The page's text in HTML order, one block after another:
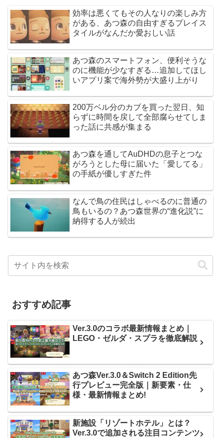
効率は悪くてもその人なりの楽しみ方
がある、あつ森の自由すぎるプレイス
タイルがなんだか愛おしい話
あつ森のスマートフォン、便利そうな
のに機能が少なすぎる…追加してほし
いアプリ案で海外勢が大盛り上がり
200万ベル分のカブを買った翌日、知
らずに時間を戻して全部腐らせてしま
った話に共感が集まる
あつ森を通してAuDHDの息子とつな
がろうとした母に届いた「愛してる」
の手紙が優しすぎた件
なんで鳥の住民はしゃべるのに普通の
鳥もいるの？あつ森世界の“進化説”に
納得する人が続出
おすすめ記事
Ver.3.0のコラボ最新情報まとめ｜
LEGO・ゼルダ・スプラを徹底解説
あつ森Ver.3.0＆Switch 2 Edition先
行プレビュー完全版｜新要素・仕
様・最新情報まとめ!
新施設「リゾートホテル」とは？
Ver.3.0で追加される注目コンテンツ